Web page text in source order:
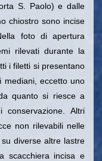
S. Paolo) e dalle
chiostro sono incise
foto di apertura
rilevati durante la
i filetti si presentano
mediani, eccetto uno
quanto si riesce a
Altri
non rilevabili nelle
diverse altre lastre
scacchiera incisa e